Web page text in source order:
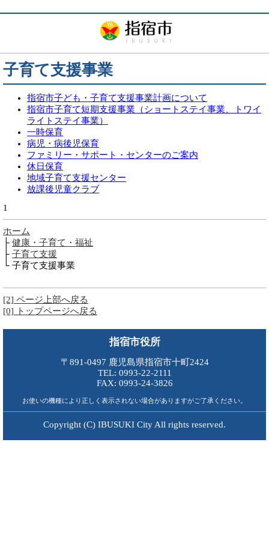
子育て支援事業
指宿市子ども・子育て支援事業計画について
指宿市子育て短期支援事業（ショートステイ事業、トワイ
ライトステイ事業）
一時保育
病児・病後児保育
ファミリー・サポート・センターのご案内
休日保育
地域子育て支援センター
放課後児童クラブ
1
ホーム
├ 健康・子育て・福祉
├ 子育て支援
└ 子育て支援事業
[2] ページ上部へ戻る
[0] トップページへ戻る
指宿市役所
〒891-0497 鹿児島県指宿市十町2424
TEL: 0993-22-2111
FAX: 0993-24-3826
お使いの機種により正しく表示されない場合がありますがご了承ください。
Copyright (C) IBUSUKI City All rights reserved.